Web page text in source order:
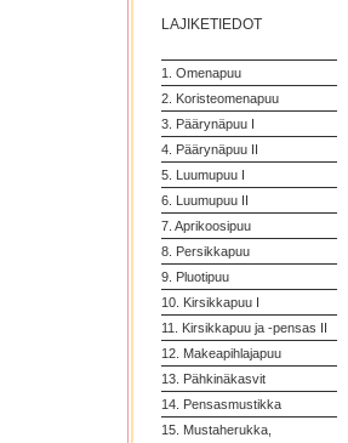
LAJIKETIEDOT
1. Omenapuu
2. Koristeomenapuu
3. Päärynäpuu I
4. Päärynäpuu II
5. Luumupuu I
6. Luumupuu II
7. Aprikoosipuu
8. Persikkapuu
9. Pluotipuu
10. Kirsikkapuu I
11. Kirsikkapuu ja -pensas II
12. Makeapihlajapuu
13. Pähkinäkasvit
14. Pensasmustikka
15. Mustaherukka,